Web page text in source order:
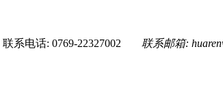
联系电话: 0769-22327002 联系邮箱: